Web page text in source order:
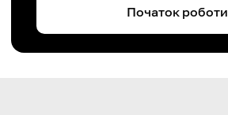
Початок роботи